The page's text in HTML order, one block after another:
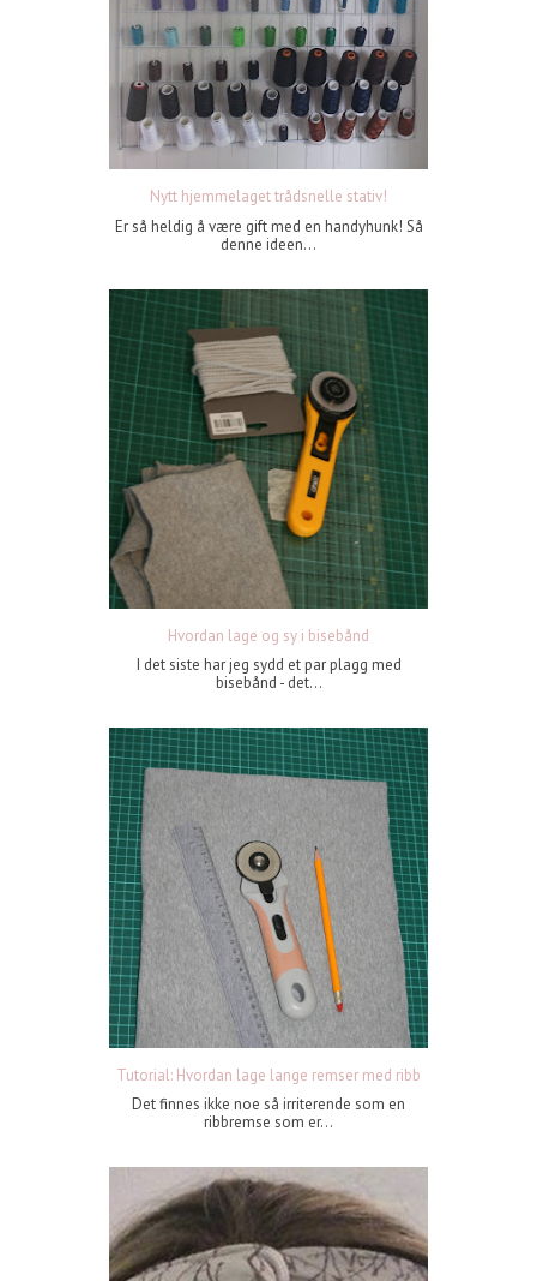
Nytt hjemmelaget trådsnelle stativ!
Er så heldig å være gift med en handyhunk! Så
denne ideen...
Hvordan lage og sy i bisebånd
I det siste har jeg sydd et par plagg med
bisebånd - det...
Tutorial: Hvordan lage lange remser med ribb
Det finnes ikke noe så irriterende som en
ribbremse som er...